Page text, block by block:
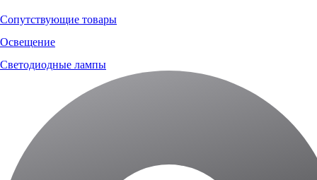
Сопутствующие товары
Освещение
Светодиодные лампы